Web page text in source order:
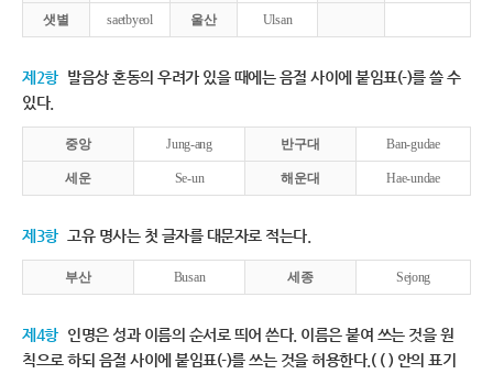
샛별 saetbyeol 울산 Ulsan
제2항 발음상 혼동의 우려가 있을 때에는 음절 사이에 붙임표(-)를 쓸 수
있다.
중앙 Jung-ang 반구대 Ban-gudae
세운 Se-un 해운대 Hae-undae
제3항 고유 명사는 첫 글자를 대문자로 적는다.
부산 Busan 세종 Sejong
제4항 인명은 성과 이름의 순서로 띄어 쓴다. 이름은 붙여 쓰는 것을 원
칙으로 하되 음절 사이에 붙임표(-)를 쓰는 것을 허용한다.( ( ) 안의 표기